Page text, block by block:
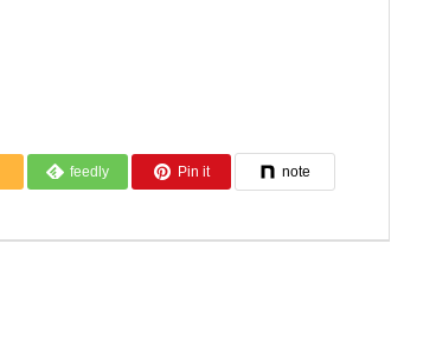
feedly Pin it note